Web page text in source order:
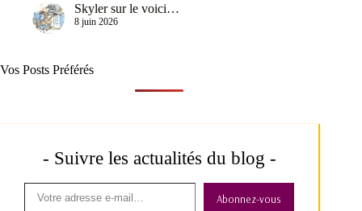
Skylersurle voici…
8 juin 2026
Vos Posts Préférés
- Suivre les actualités du blog -
Abonnez-vous